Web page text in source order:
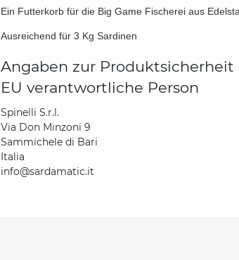
Ein Futterkorb für die Big Game Fischerei aus
Ausreichend für 3 Kg Sardinen
Angaben zur Produktsicherheit
EU verantwortliche Person
Spinelli S.r.l.
Via Don Minzoni 9
Sammichele di Bari
Italia
info@sardamatic.it